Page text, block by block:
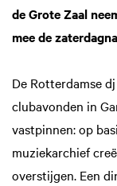
de Grote Zaal
mee de
De Rotterdamse
clubavonden in
vastpinnen: op
muziekarchief
overstijgen. Een